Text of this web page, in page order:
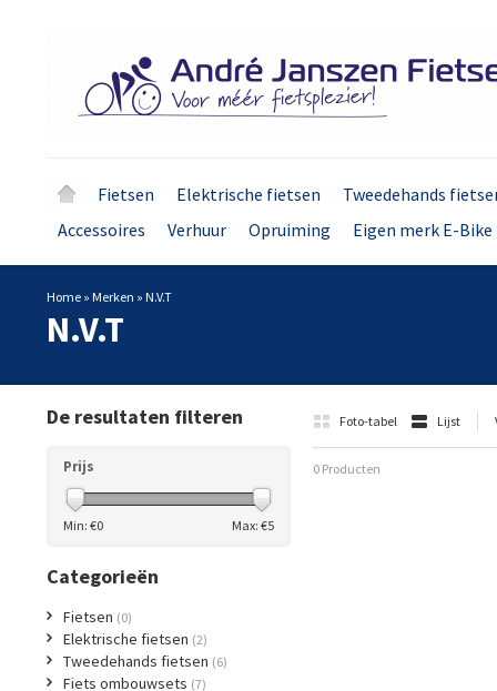
Fietsen Elektrische fietsen
Tweedehands
Accessoires
Verhuur Opruiming Eigen merk E-
Home » Merken » N.V.T
N.V.T
Foto-tabel Lijst
0 Producten
De resultaten filteren
Prijs
Min: €0 Max: €5
Categorieën
Fietsen (0)
Elektrische fietsen (2)
Tweedehands fietsen (6)
Fiets ombouwsets (7)